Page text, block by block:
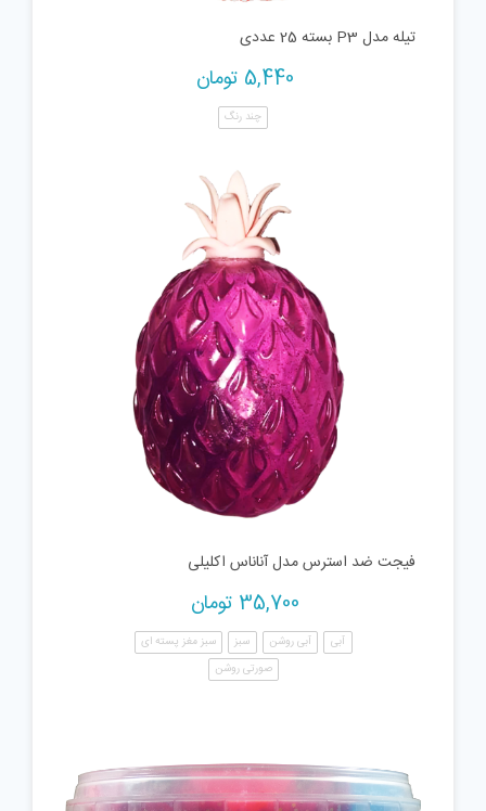
تیله مدل P3 بسته 25 عددی
5,440 تومان
چند رنگ
فیجت ضد استرس مدل آناناس اکلیلی
35,700 تومان
آبی آبی روشن سبز
سبز مغز پسته ای
صورتی روشن